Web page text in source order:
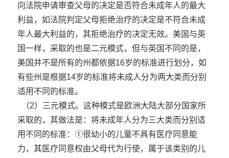
向法院申请审查父母的决定是否符合未成年人的最大
利益，如法院判定父母拒绝治疗的决定是不符合未成
年人最大利益的，其拒绝治疗的决定无效。美国与英
国一样，采取的也是二元模式，但与英国不同的是，
美国并不是所有的州都依据16岁的标准进行划分，如
有些州是根据14岁的标准将未成人分为两大类而分别
适用不同的标准。
（2）三元模式。这种模式是欧洲大陆大部分国家所
采取的，其做法是：将未成年人分为三大类而分别适
用不同的标准：①很幼小的儿童不具有医疗同意能
力，其医疗同意权由父母代为行使，属于该类别的儿